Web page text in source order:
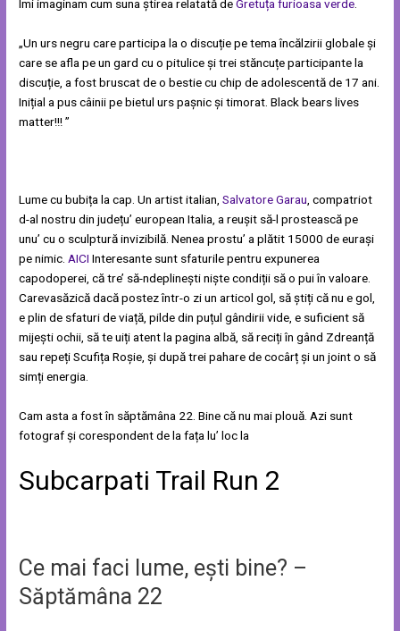
Îmi imaginam cum suna știrea relatată deGretuța furioasa verde
„Un urs negru care participa la o discuție pe tema încălzirii globale și
care se afla pe un gard cu o pitulice și trei stăncuțe participante la
discuție, a fost bruscat de o bestie cu chip de adolescentă de 17 ani.
Inițial a pus câinii pe bietul urs pașnic și timorat. Black bears lives
matter!!! ”
Lume cu bubița la cap. Un artist italian,Salvatore Garau, compatriot
d-al nostru din județu’ european Italia, a reușit să-l prostească pe
unu’ cu o sculptură invizibilă. Nenea prostu’ a plătit 15000 de eurași
pe nimic.AICI Interesante sunt sfaturile pentru expunerea
capodoperei, că tre’ să-ndeplinești niște condiții să o pui în valoare.
Carevasăzică dacă postez într-o zi un articol gol, să știți că nu e gol,
e plin de sfaturi de viață, pilde din puțul gândirii vide, e suficient să
mijești ochii, să te uiți atent la pagina albă, să reciți în gând Zdreanță
sau repeți Scufița Roșie, și după trei pahare de cocârț și un joint o să
simți energia.
Cam asta a fost în săptămâna 22. Bine că nu mai plouă. Azi sunt
fotograf și corespondent de la fața lu’ loc la
Subcarpati Trail Run 2
Ce mai faci lume, ești bine? –
Săptămâna 22